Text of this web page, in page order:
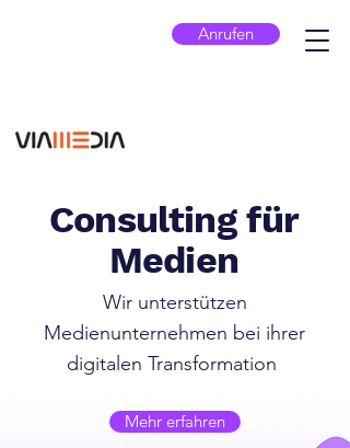
Anrufen
Consulting für
Medien
Wir unterstützen
Medienunternehmen bei ihrer
digitalen Transformation
Mehr erfahren